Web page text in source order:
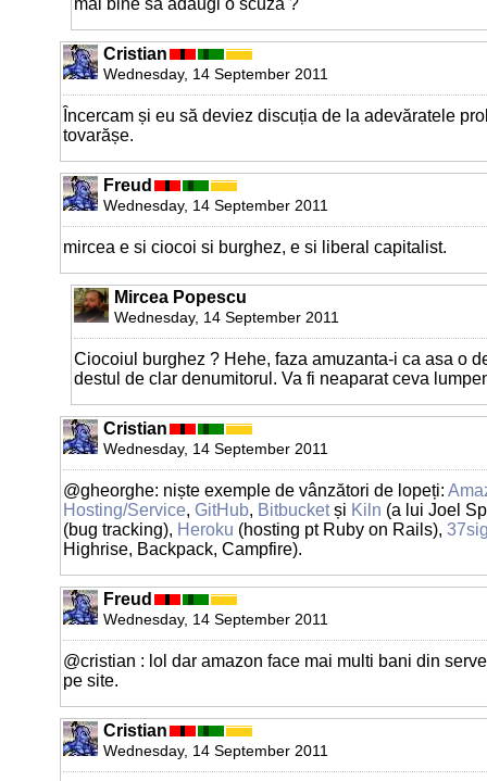
Cristian
Wednesday, 14 September 2011
Încercam și eu să deviez discuția de la adevăratele
tovarășe.
Freud
Wednesday, 14 September 2011
mircea e si ciocoi si burghez, e si liberal capitalist.
Mircea Popescu
Wednesday, 14 September 2011
Ciocoiul burghez ? Hehe, faza amuzanta-i ca asa o
destul de clar denumitorul. Va fi neaparat ceva
Cristian
Wednesday, 14 September 2011
@gheorghe: niște exemple de vânzători de lopeți:
Hosting/Service, GitHub, Bitbucketși Kiln (a lui Joel
(bug tracking), Heroku (hosting pt Ruby on Rails),
Highrise, Backpack, Campfire).
Freud
Wednesday, 14 September 2011
@cristian : lol dar amazon face mai multi bani din
pe site.
Cristian
Wednesday, 14 September 2011